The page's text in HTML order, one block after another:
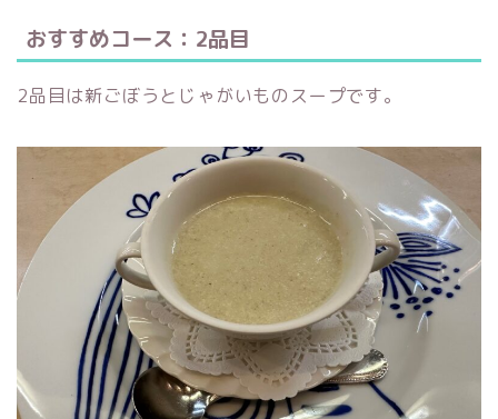
おすすめコース：2品目
2品目は新ごぼうとじゃがいものスープです。